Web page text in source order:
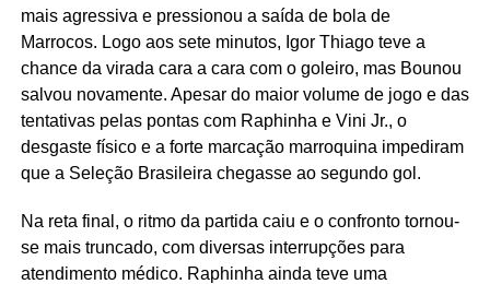
mais agressiva e pressionou a saída de bola de
Marrocos. Logo aos sete minutos, Igor Thiago teve a
chance da virada cara a cara com o goleiro, mas Bounou
salvou novamente. Apesar do maior volume de jogo e das
tentativas pelas pontas com Raphinha e Vini Jr., o
desgaste físico e a forte marcação marroquina impediram
que a Seleção Brasileira chegasse ao segundo gol.
Na reta final, o ritmo da partida caiu e o confronto tornou-
se mais truncado, com diversas interrupções para
atendimento médico. Raphinha ainda teve uma